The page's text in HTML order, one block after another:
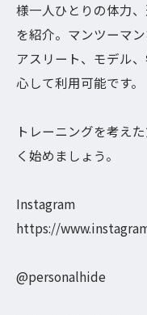
様一人ひとりの体力
を紹介。マンツーマ
アスリート、モデル
心して利用可能です。
トレーニングを考え
く始めましょう。
Instagram
https://
@personalhide